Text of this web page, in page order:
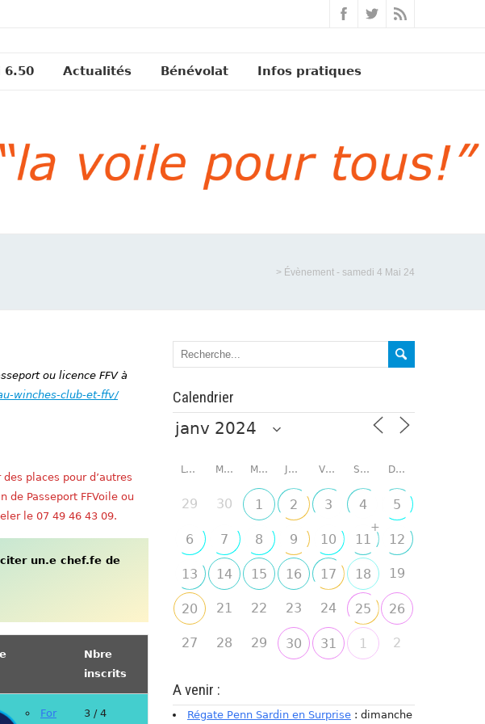
6.50 Actualités Bénévolat Infos pratiques
> Évènement - samedi 4 Mai 24
ou licence FFV à
winches-club-et-ffv/
places pour d’autres
de Passeport FFVoile ou
le 07 49 46 43 09.
un.e chef.fe de
Nbre
inscrits
For
3 / 4
Calendrier
LUNDI MARDI MERCREDI JEUDI VENDREDI SAMEDI DIMANCHE
29 30 1 2 3 4 5
6 7 8 9 10 11
+
12
13 14 15 16 17 18 19
20 21 22 23 24 25 26
27 28 29 30 31 1 2
A venir :
Régate Penn Sardin en Surprise : dimanche